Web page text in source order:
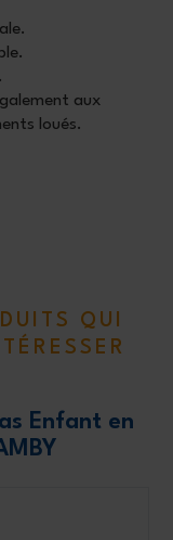
aux
loués.
QUI
Enfant en